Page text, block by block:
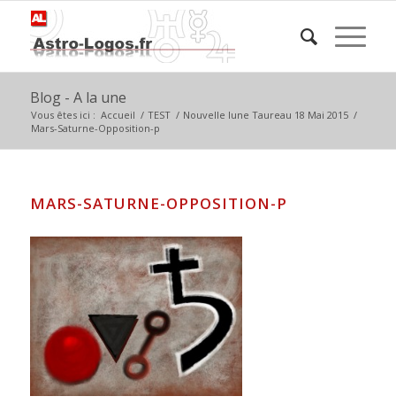
Blog - A la une
Vous êtes ici : Accueil / TEST / Nouvelle lune Taureau 18 Mai 2015 /
Mars-Saturne-Opposition-p
MARS-SATURNE-OPPOSITION-P